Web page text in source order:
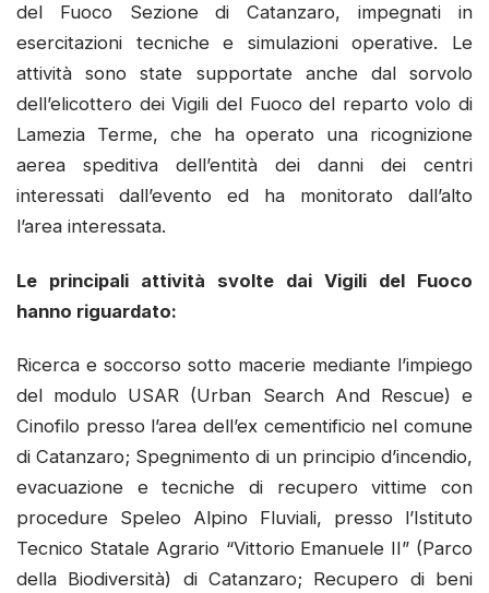
del Fuoco Sezione di Catanzaro, impegnati in
esercitazioni tecniche e simulazioni operative. Le
attività sono state supportate anche dal sorvolo
dell’elicottero dei Vigili del Fuoco del reparto volo di
Lamezia Terme, che ha operato una ricognizione
aerea speditiva dell’entità dei danni dei centri
interessati dall’evento ed ha monitorato dall’alto
l’area interessata.
Le principali attività svolte dai Vigili del Fuoco
hanno riguardato:
Ricerca e soccorso sotto macerie mediante l’impiego
del modulo USAR (Urban Search And Rescue) e
Cinofilo presso l’area dell’ex cementificio nel comune
di Catanzaro; Spegnimento di un principio d’incendio,
evacuazione e tecniche di recupero vittime con
procedure Speleo Alpino Fluviali, presso l’Istituto
Tecnico Statale Agrario “Vittorio Emanuele II” (Parco
della Biodiversità) di Catanzaro; Recupero di beni